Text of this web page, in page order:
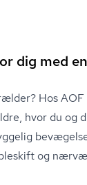
dig med
Hos
hvor du og
og